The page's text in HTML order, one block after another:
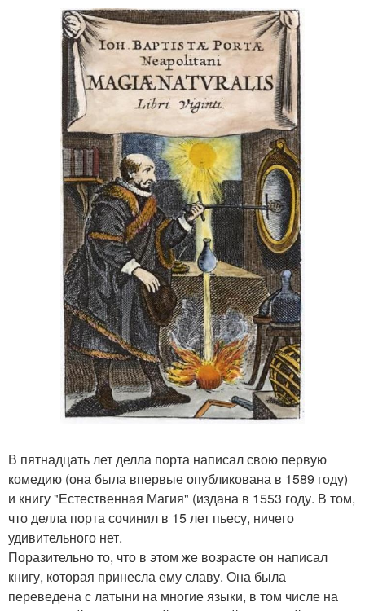
В пятнадцать лет делла порта написал свою первую
комедию (она была впервые опубликована в 1589 году)
и книгу "Естественная Магия" (издана в 1553 году. В том,
что делла порта сочинил в 15 лет пьесу, ничего
удивительного нет.
Поразительно то, что в этом же возрасте он написал
книгу, которая принесла ему славу. Она была
переведена с латыни на многие языки, в том числе на